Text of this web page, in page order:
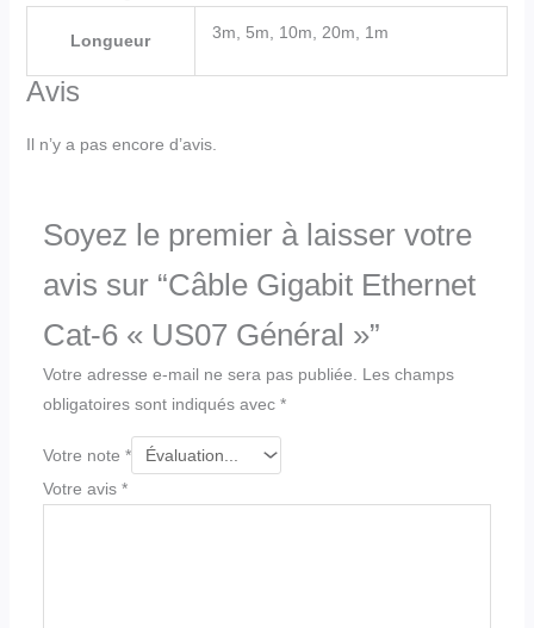
Longueur 3m, 5m, 10m, 20m, 1m
Avis
Il n’y a pas encore d’avis.
Soyez le premier à laisser votre
avis sur “Câble Gigabit Ethernet
Cat-6 « US07 Général »”
Votre adresse e-mail ne sera pas publiée. Les champs
obligatoires sont indiqués avec *
Votre note *
Votre avis *